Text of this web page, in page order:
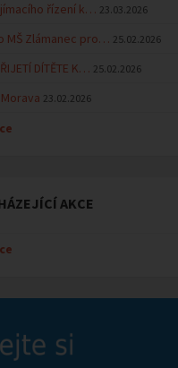
řízení k… 23.03.2026
MŠ Zlámanec pro… 25.02.2026
DÍTĚTE K… 25.02.2026
23.02.2026
AKCE